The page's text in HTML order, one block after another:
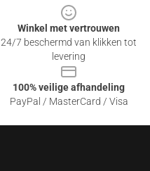
Winkel met vertrouwen
24/7 beschermd van klikken tot
levering
100% veilige afhandeling
PayPal / MasterCard / Visa